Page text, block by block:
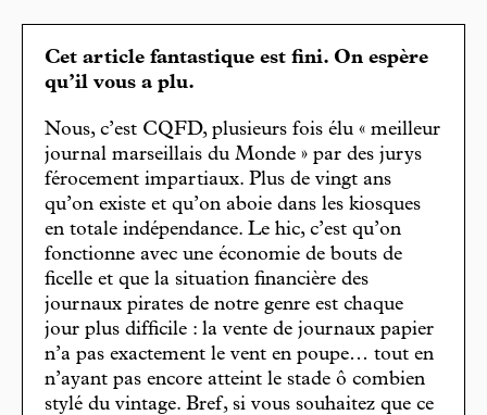
Cet article fantastique est fini. On espère
qu’il vous a plu.
Nous, c’est CQFD, plusieurs fois élu « meilleur
journal marseillais du Monde » par des jurys
férocement impartiaux. Plus de vingt ans
qu’on existe et qu’on aboie dans les kiosques
en totale indépendance. Le hic, c’est qu’on
fonctionne avec une économie de bouts de
ficelle et que la situation financière des
journaux pirates de notre genre est chaque
jour plus difficile : la vente de journaux papier
n’a pas exactement le vent en poupe… tout en
n’ayant pas encore atteint le stade ô combien
stylé du vintage. Bref, si vous souhaitez que ce